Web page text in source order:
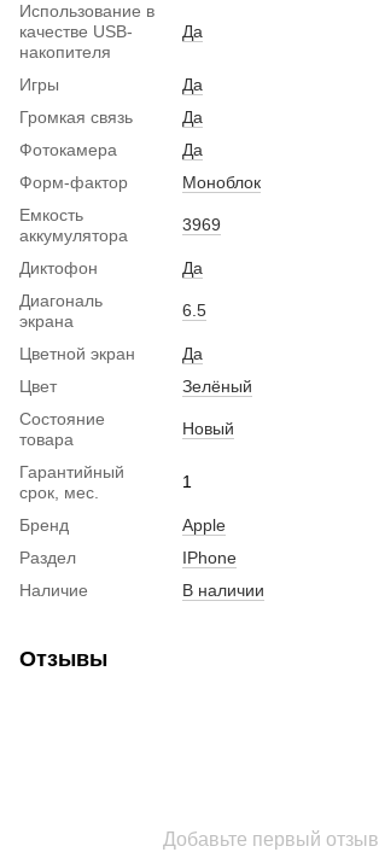
Использование в
качестве USB-
накопителя
Да
Игры
Да
Громкая связь
Да
Фотокамера
Да
Форм-фактор
Моноблок
Емкость
аккумулятора
3969
Диктофон
Да
Диагональ
экрана
6.5
Цветной экран
Да
Цвет
Зелёный
Состояние
товара
Новый
Гарантийный
срок, мес.
1
Бренд
Apple
Раздел
IPhone
Наличие
В наличии
Отзывы
Добавьте первый отзыв